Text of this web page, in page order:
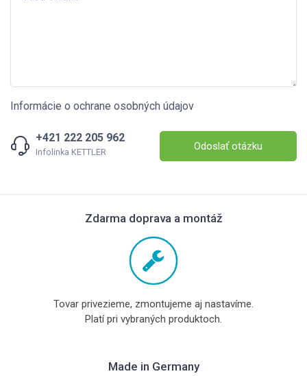
Informácie o ochrane osobných údajov
+421 222 205 962
Infolinka KETTLER Odoslať otázku
Zdarma doprava a montáž
Tovar privezieme, zmontujeme aj nastavíme.
Platí pri vybraných produktoch.
Made in Germany